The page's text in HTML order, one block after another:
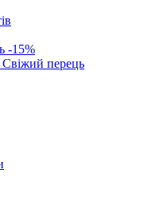
-15%
перець